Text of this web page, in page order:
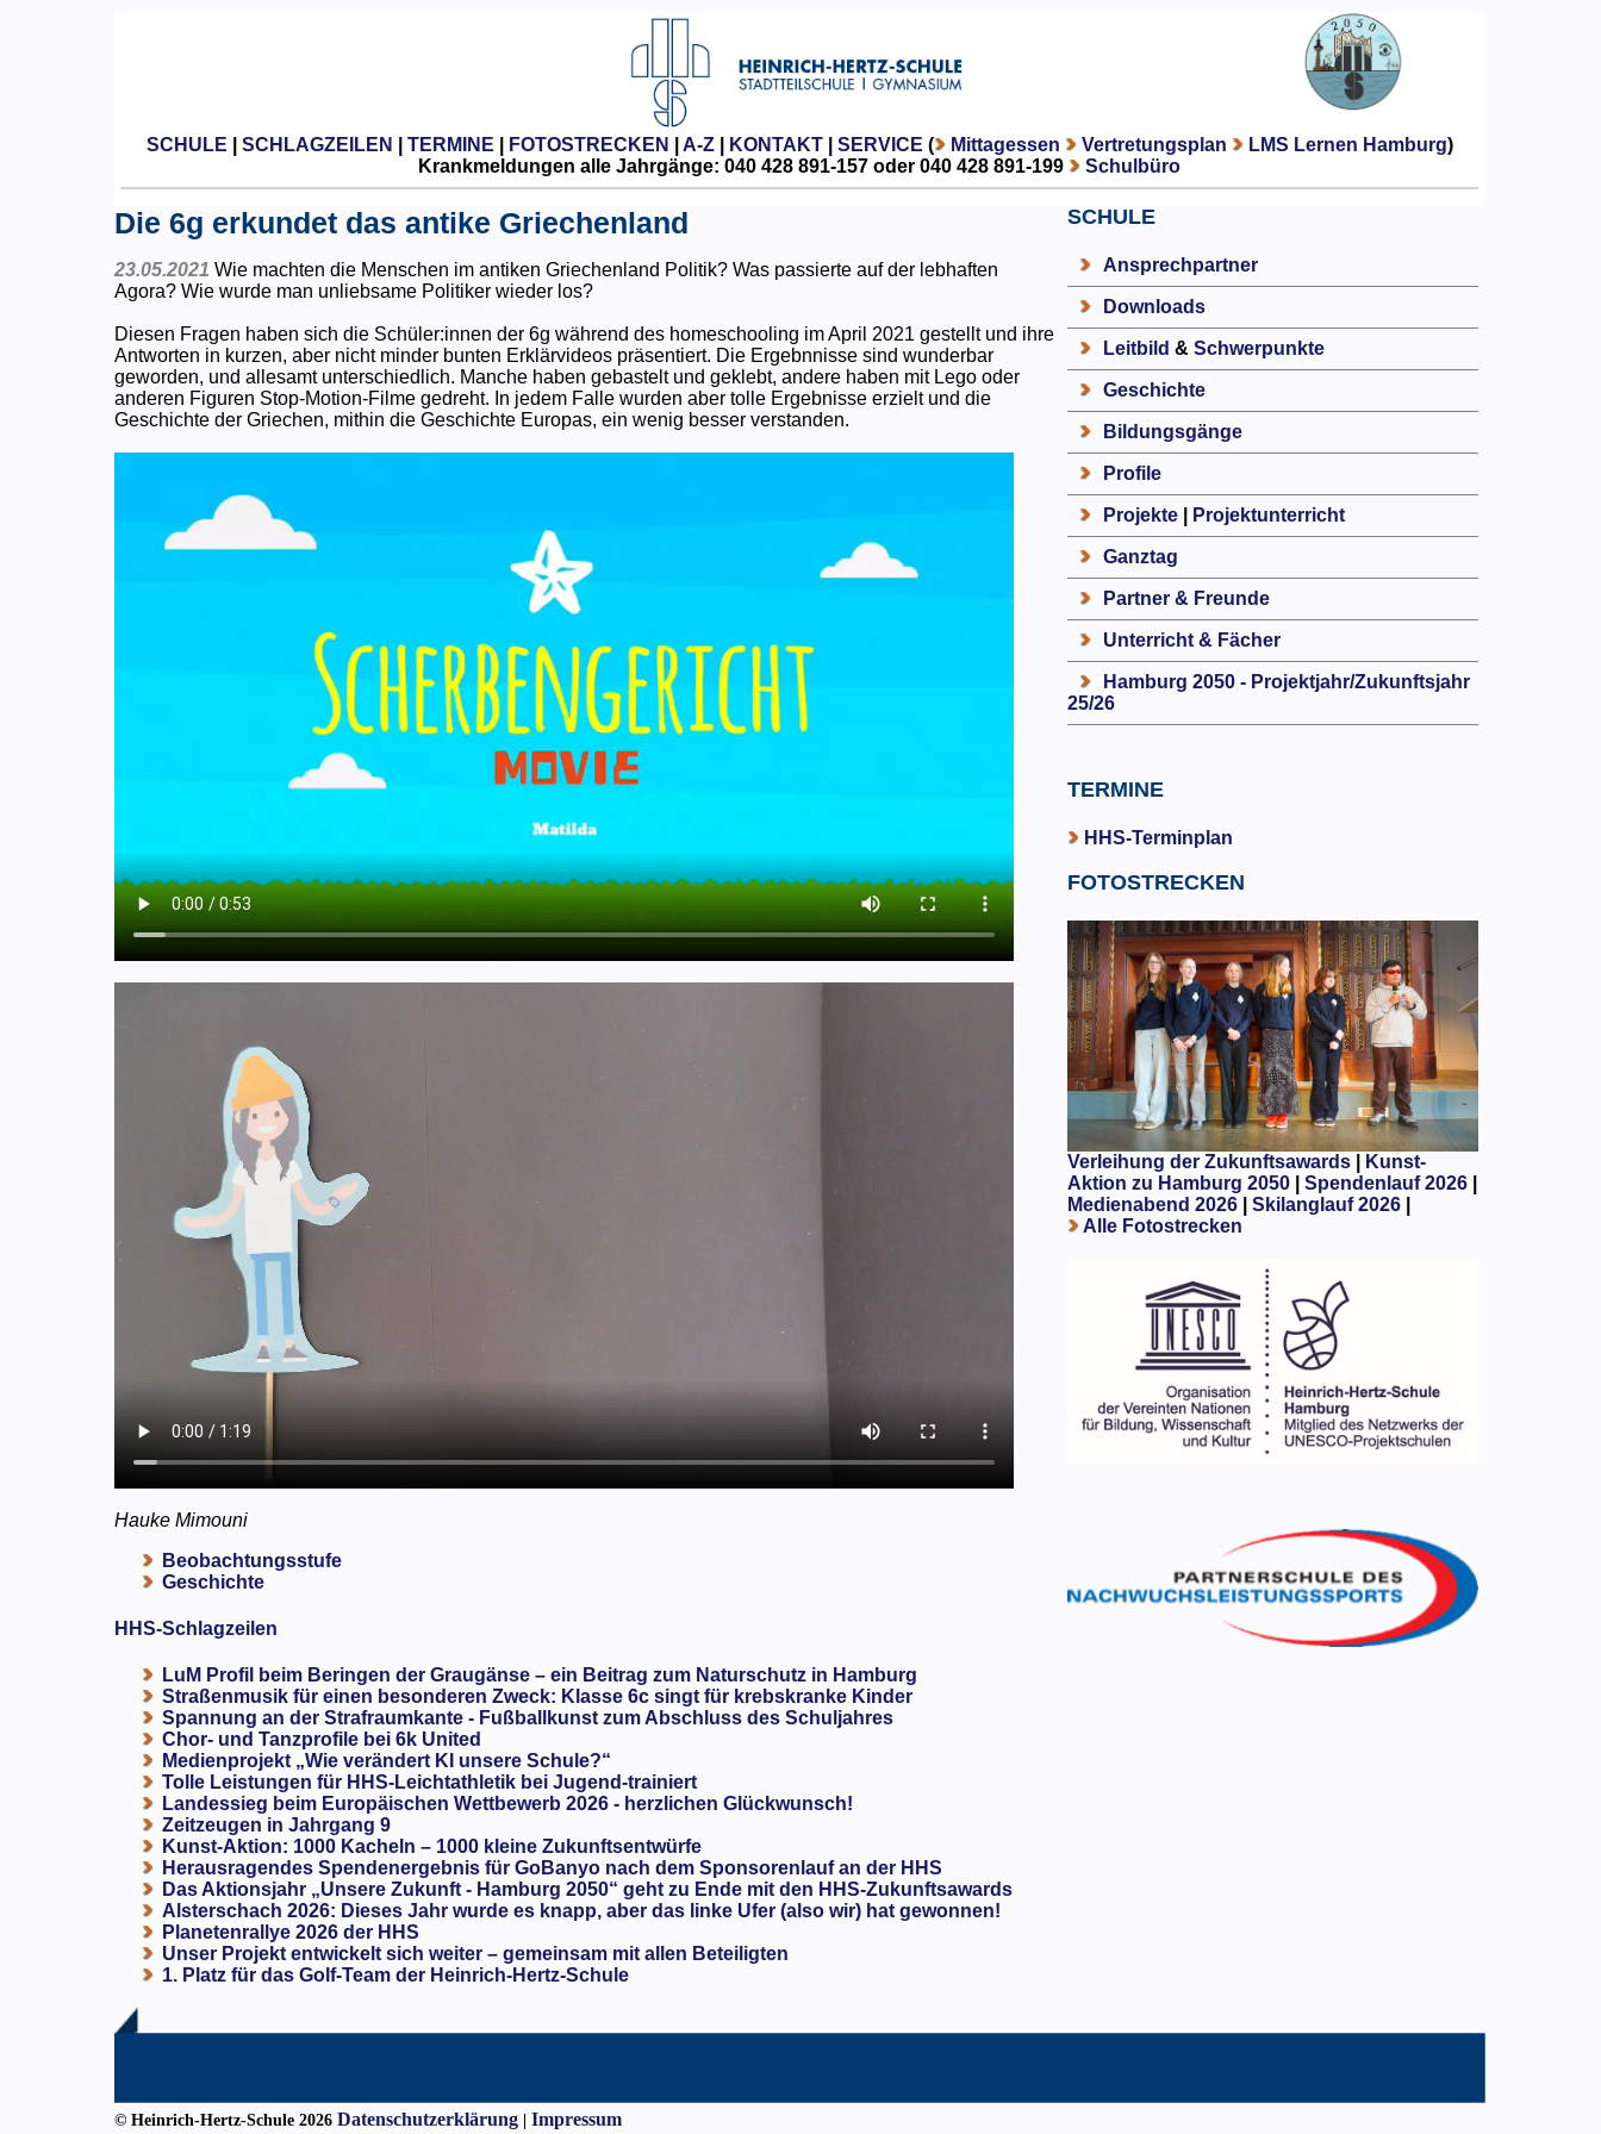
SCHULE SCHLAGZEILEN TERMINE FOTOSTRECKEN A-Z| KONTAKT| SERVICE ( Mittagessen Vertretungsplan LMS Lernen Hamburg)
Krankmeldungen alle Jahrgänge: 040 428 891-157 oder 040 428 891-199
Schulbüro
Die 6g erkundet das antike Griechenland
23.05.2021 Wie machten die Menschen im antiken Griechenland Politik? Was passierte auf der lebhaften
Agora? Wie wurde man unliebsame Politiker wieder los?
Diesen Fragen haben sich die Schüler:innen der 6g während des homeschooling im April 2021 gestellt und ihre
Antworten in kurzen, aber nicht minder bunten Erklärvideos präsentiert. Die Ergebnnisse sind wunderbar
geworden, und allesamt unterschiedlich. Manche haben gebastelt und geklebt, andere haben mit Lego oder
anderen Figuren Stop-Motion-Filme gedreht. In jedem Falle wurden aber tolle Ergebnisse erzielt und die
Geschichte der Griechen, mithin die Geschichte Europas, ein wenig besser verstanden.
Hauke Mimouni
Beobachtungsstufe
Geschichte
HHS-Schlagzeilen
LuM Profil beim Beringen der Graugänse – ein Beitrag zum Naturschutz in Hamburg
Straßenmusik für einen besonderen Zweck: Klasse 6c singt für krebskranke Kinder
Spannung an der Strafraumkante - Fußballkunst zum Abschluss des Schuljahres
Chor- und Tanzprofile bei 6k United
Medienprojekt „Wie verändert KI unsere Schule?“
Tolle Leistungen für HHS-Leichtathletik bei Jugend-trainiert
Landessieg beim Europäischen Wettbewerb 2026 - herzlichen Glückwunsch!
Zeitzeugen in Jahrgang 9
Kunst-Aktion: 1000 Kacheln – 1000 kleine Zukunftsentwürfe
Herausragendes Spendenergebnis für GoBanyo nach dem Sponsorenlauf an der HHS
Das Aktionsjahr „Unsere Zukunft - Hamburg 2050“ geht zu Ende mit den HHS-Zukunftsawards
Alsterschach 2026: Dieses Jahr wurde es knapp, aber das linke Ufer (also wir) hat gewonnen!
Planetenrallye 2026 der HHS
Unser Projekt entwickelt sich weiter – gemeinsam mit allen Beteiligten
1. Platz für das Golf-Team der Heinrich-Hertz-Schule
SCHULE
Ansprechpartner
Downloads
Leitbild & Schwerpunkte
Geschichte
Bildungsgänge
Profile
Projekte| Projektunterricht
Ganztag
Partner & Freunde
Unterricht & Fächer
Hamburg 2050 - Projektjahr/Zukunftsjahr
25/26
TERMINE
HHS-Terminplan
FOTOSTRECKEN
Verleihung der Zukunftsawards|
Kunst-
Aktion zu Hamburg 2050
Spendenlauf 2026|
Medienabend 2026| Skilanglauf 2026|
Alle Fotostrecken
© Heinrich-Hertz-Schule 2026Datenschutzerklärung |Impressum